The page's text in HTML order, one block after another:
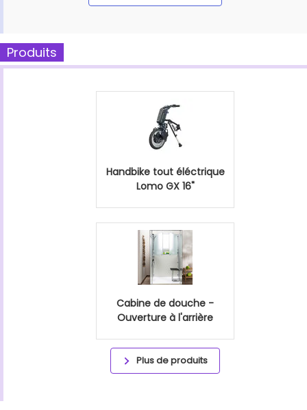
Produits
Handbike tout éléctrique
Lomo GX 16"
Cabine de douche -
Ouverture à l'arrière
Plus de produits